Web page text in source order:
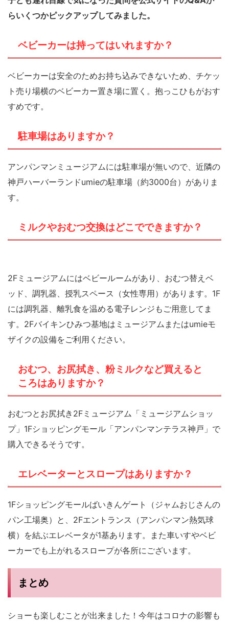
らいくつかピックアップしてみました。
ベビーカーは持ってはいれますか？
ベビーカーは安全のためお持ち込みできないため、チケッ
ト売り場横のベビーカー置き場に置く。抱っこひもがおす
すめです。
駐車場はありますか？
アンパンマンミュージアムには駐車場が無いので、近隣の
神戸ハーバーランドumieの駐車場（約3000台）がありま
す。
ミルクやおむつ交換はどこでできますか？
2Fミュージアムにはベビールームがあり、おむつ替えベ
ッド、調乳器、授乳スペース（女性専用）があります。1F
には調乳器、離乳食を温める電子レンジもご用意してま
す。2Fバイキンひみつ基地はミュージアムまたはumieモ
ザイクの設備をご利用ください。
おむつ、お尻拭き、粉ミルクなど買えると
ころはありますか？
おむつとお尻拭き2Fミュージアム「ミュージアムショッ
プ」1Fショッピングモール「アンパンマンテラス神戸」で
購入できるそうです。
エレベーターとスロープはありますか？
1Fショッピングモールばいきんゲート（ジャムおじさんの
パン工場奥）と、2Fエントランス（アンパンマン熱気球
横）を結ぶエレベータが1基あります。また車いすやベビ
ーカーでも上がれるスロープが各所にございます。
まとめ
ショーも楽しむことが出来ました！今年はコロナの影響も